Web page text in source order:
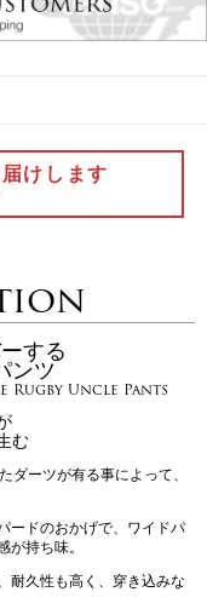
けします
する
ンツ
Rugby Uncle Pants
む
ダーツが有る事によって、
ードのおかげで、ワイドパ
が持ち味。
耐久性も高く、穿き込みな